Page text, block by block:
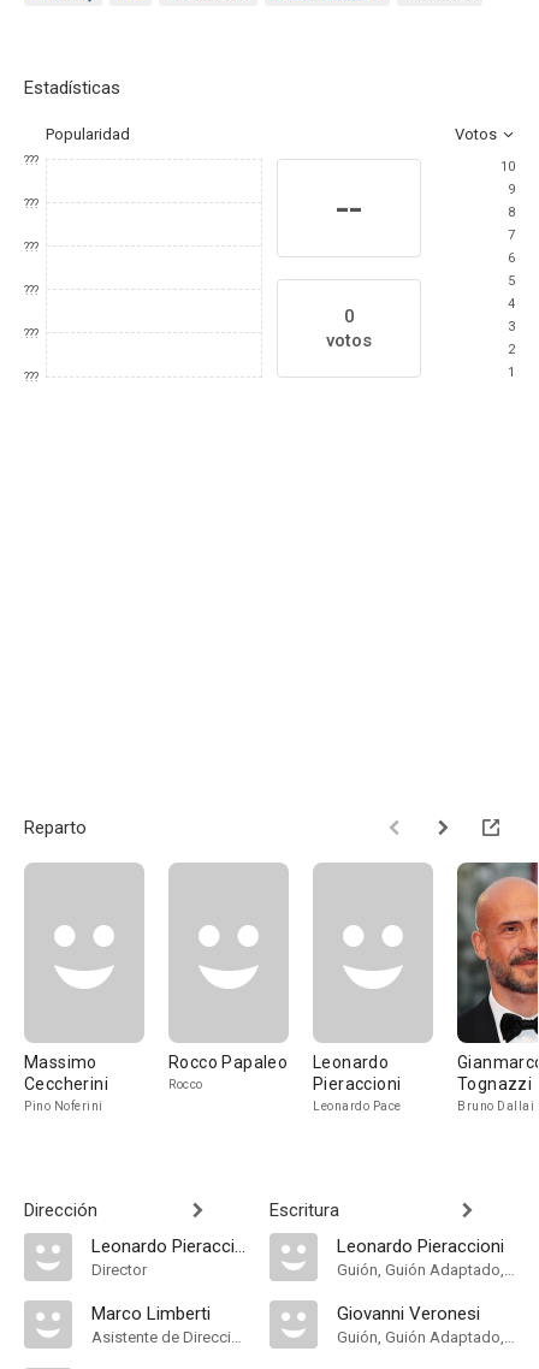
Estadísticas
Popularidad Votos
???
???
???
???
???
???
--
0
votos
10
9
8
7
6
5
4
3
2
1
Reparto
Massimo
Ceccherini
Pino Noferini
Rocco Papaleo
Rocco
Leonardo
Pieraccioni
Leonardo Pace
Tognazzi
Bruno Dallai
Dirección
Leonardo Pieraccioni
Director
Marco Limberti
Asistente de Dirección
Escritura
Leonardo Pieraccioni
Guión, Guión Adaptado, Historia
Giovanni Veronesi
Guión, Guión Adaptado, Historia